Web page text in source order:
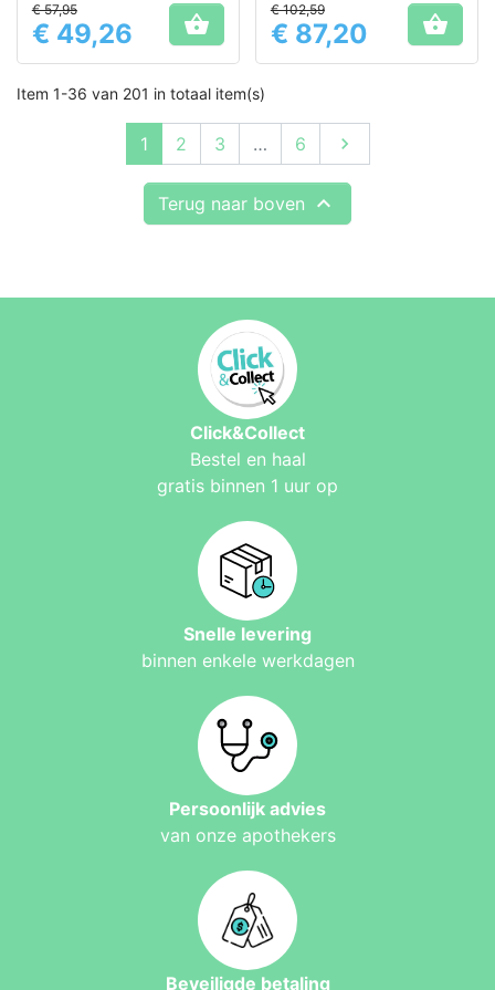
Prijs
€ 57,95
€ 49,26 
en kraakbeencomfort
Prijs
€ 102,59
€ 87,20 
Item 1-36 van 201 in totaal item(s)
1 2 3 … 6 Volgende

Terug naar boven 
Click&Collect
Bestel en haal
gratis binnen 1 uur op
Snelle levering
binnen enkele werkdagen
Persoonlijk advies
van onze apothekers
Beveiligde betaling